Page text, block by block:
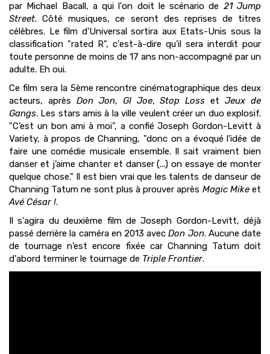
par Michael Bacall, a qui l'on doit le scénario de 21 Jump
Street. Côté musiques, ce seront des reprises de titres
célèbres. Le film d'Universal sortira aux Etats-Unis sous la
classification "rated R", c'est-à-dire qu’il sera interdit pour
toute personne de moins de 17 ans non-accompagné par un
adulte. Eh oui.
Ce film sera la 5ème rencontre cinématographique des deux
acteurs, après Don Jon, GI Joe,Stop Loss etJeux de
Gangs. Les stars amis à la ville veulent créer un duo explosif.
"C’est un bon ami à moi", a confié Joseph Gordon-Levitt à
Variety, à propos de Channing, "donc on a évoqué l’idée de
faire une comédie musicale ensemble. Il sait vraiment bien
danser et j’aime chanter et danser (...) on essaye de monter
quelque chose." Il est bien vrai que les talents de danseur de
Channing Tatum ne sont plus à prouver après Magic Mikeet
Avé César !.
Il s'agira du deuxième film de Joseph Gordon-Levitt, déjà
passé derrière la caméra en 2013 avecDon Jon. Aucune date
de tournage n’est encore fixée car Channing Tatum doit
d'abord terminer le tournage de Triple Frontier.